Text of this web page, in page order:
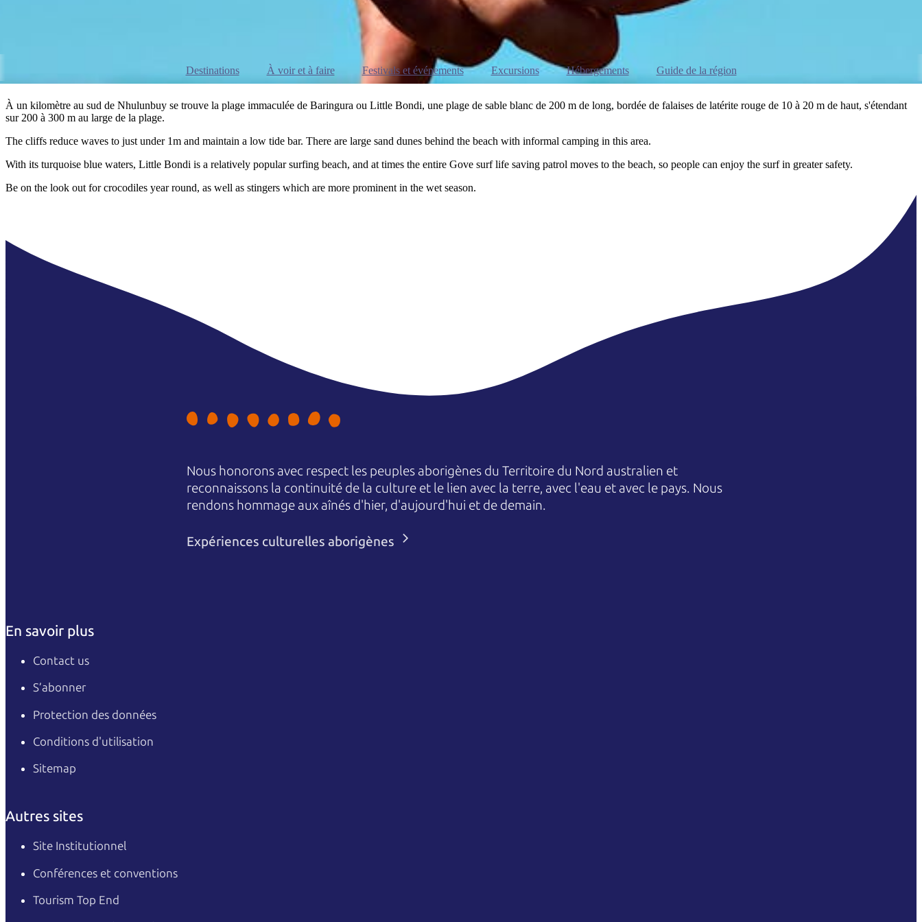
Destinations À voir et à faire Festivals et événements Excursions Hébergements Guide de la région
À un kilomètre au sud de Nhulunbuy se trouve la plage immaculée de Baringura ou Little Bondi, une plage de sable blanc de 200 m de long, bordée de falaises de latérite rouge de 10 à 20 m de haut, s'étendant
sur 200 à 300 m au large de la plage.
The cliffs reduce waves to just under 1m and maintain a low tide bar. There are large sand dunes behind the beach with informal camping in this area.
With its turquoise blue waters, Little Bondi is a relatively popular surfing beach, and at times the entire Gove surf life saving patrol moves to the beach, so people can enjoy the surf in greater safety.
Be on the look out for crocodiles year round, as well as stingers which are more prominent in the wet season.
Nous honorons avec respect les peuples aborigènes du Territoire du Nord australien et
reconnaissons la continuité de la culture et le lien avec la terre, avec l'eau et avec le pays. Nous
rendons hommage aux aînés d'hier, d'aujourd'hui et de demain.
Expériences culturelles aborigènes
En savoir plus
Contact us
S’abonner
Protection des données
Conditions d'utilisation
Sitemap
Autres sites
Site Institutionnel
Conférences et conventions
Tourism Top End